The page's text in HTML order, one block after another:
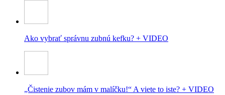
Ako vybrať správnu zubnú kefku? + VIDEO
„Čistenie zubov mám v malíčku!“ A viete to iste? + VIDEO